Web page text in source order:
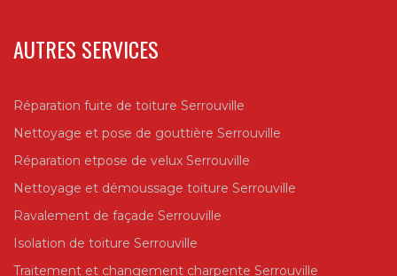
AUTRES SERVICES
Réparation fuite de toiture Serrouville
Nettoyage et pose de gouttière Serrouville
Réparation etpose de velux Serrouville
Nettoyage et démoussage toiture Serrouville
Ravalement de façade Serrouville
Isolation de toiture Serrouville
Traitement et changement charpente Serrouville